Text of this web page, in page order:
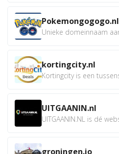
Pokemongogogo.nl
kortingcity.nl
UITGAANIN.nl
groningen.io